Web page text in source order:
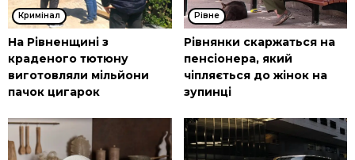
Кримінал
На Рівненщині з
краденого тютюну
виготовляли мільйони
пачок цигарок
Рівне
Рівнянки скаржаться на
пенсіонера, який
чіпляється до жінок на
зупинці